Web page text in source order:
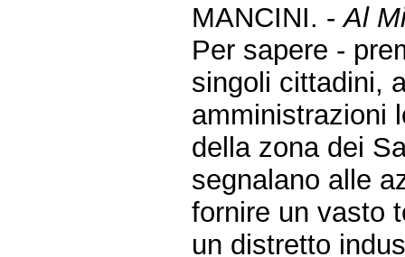
MANCINI. -Al
Per sapere -
singoli cittadini,
amministrazioni
della zona dei
segnalano alle
fornire un vasto
un distretto